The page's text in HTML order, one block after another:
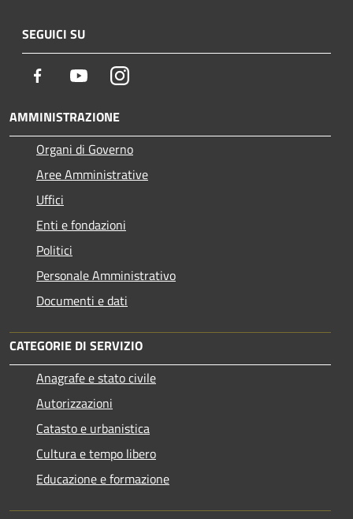
SEGUICI SU
Facebook YoutubeInstagram
AMMINISTRAZIONE
Organi di Governo
Aree Amministrative
Uffici
Enti e fondazioni
Politici
Personale Amministrativo
Documenti e dati
CATEGORIE DI SERVIZIO
Anagrafe e stato civile
Autorizzazioni
Catasto e urbanistica
Cultura e tempo libero
Educazione e formazione